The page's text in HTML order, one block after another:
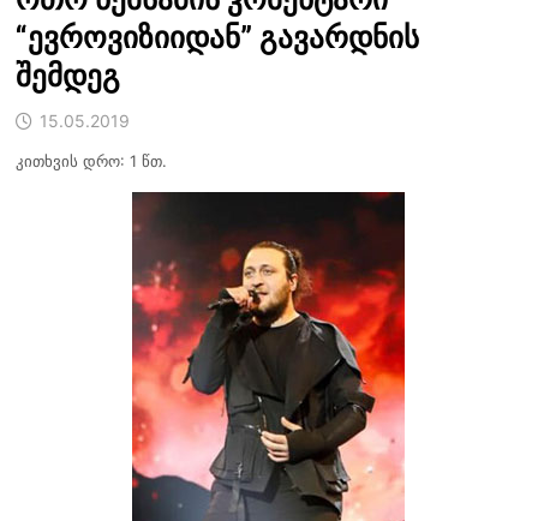
“ევროვიზიიდან” გავარდნის
შემდეგ
15.05.2019
კითხვის დრო: 1 წთ.